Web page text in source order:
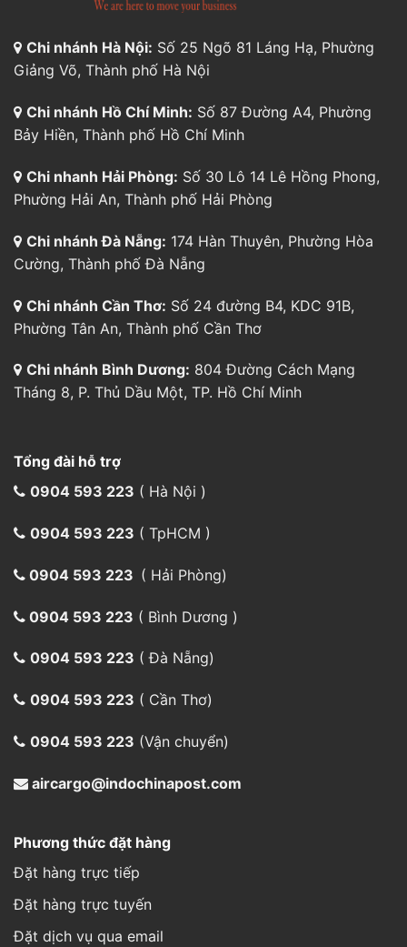
Chi nhánh Hà Nội: Số 25 Ngõ 81 Láng Hạ, Phường
Giảng Võ, Thành phố Hà Nội
Chi nhánh Hồ Chí Minh: Số 87 Đường A4, Phường
Bảy Hiền, Thành phố Hồ Chí Minh
Chi nhanh Hải Phòng: Số 30 Lô 14 Lê Hồng Phong,
Phường Hải An, Thành phố Hải Phòng
Chi nhánh Đà Nẵng: 174 Hàn Thuyên, Phường Hòa
Cường, Thành phố Đà Nẵng
Chi nhánh Cần Thơ: Số 24 đường B4, KDC 91B,
Phường Tân An, Thành phố Cần Thơ
Chi nhánh Bình Dương: 804 Đường Cách Mạng
Tháng 8, P. Thủ Dầu Một, TP. Hồ Chí Minh
Tổng đài hỗ trợ
0904 593 223 ( Hà Nội )
0904 593 223 ( TpHCM )
0904 593 223 ( Hải Phòng)
0904 593 223 ( Bình Dương )
0904 593 223 ( Đà Nẵng)
0904 593 223 ( Cần Thơ)
0904 593 223 (Vận chuyển)
aircargo@indochinapost.com
Phương thức đặt hàng
Đặt hàng trực tiếp
Đặt hàng trực tuyến
Đặt dịch vụ qua email